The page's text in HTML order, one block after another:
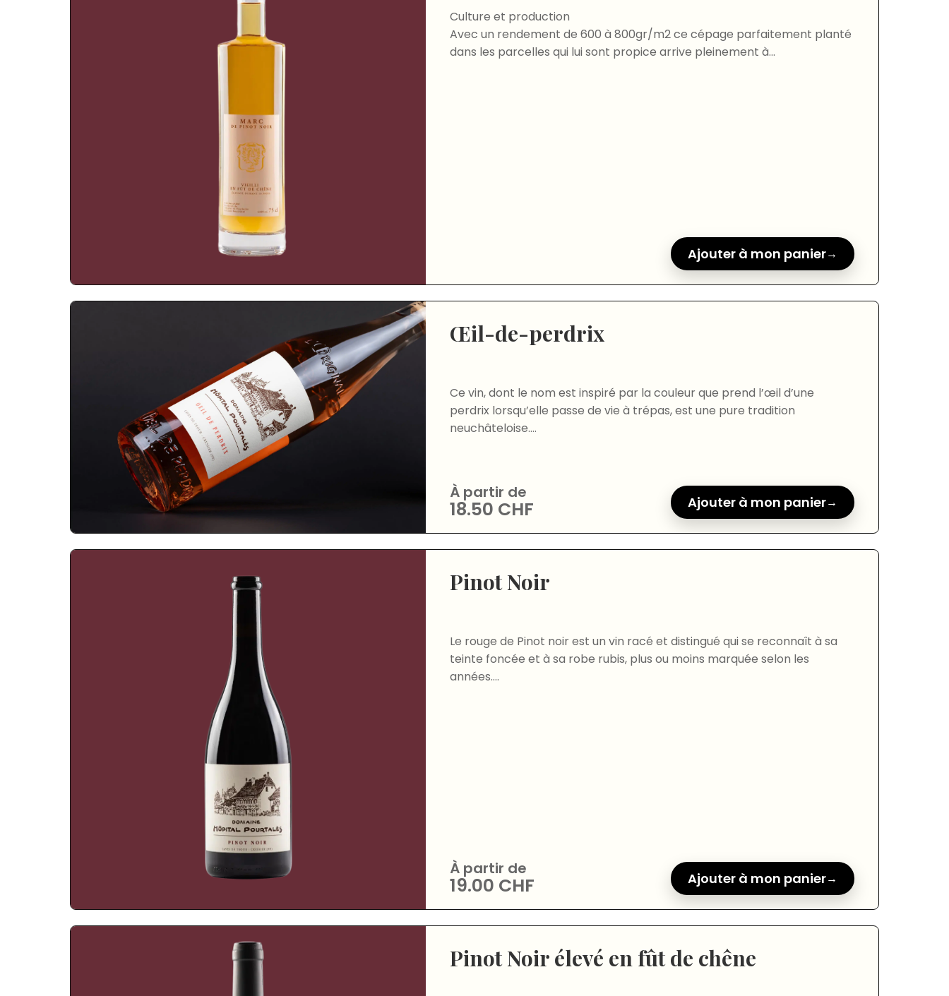
Culture et production
Avec un rendement de 600 à 800gr/m2 ce cépage parfaitement planté
dans les parcelles qui lui sont propice arrive pleinement à...
Ajouter à mon panier
Œil-de-perdrix
Ce vin, dont le nom est inspiré par la couleur que prend l’œil d’une
perdrix lorsqu’elle passe de vie à trépas, est une pure tradition
neuchâteloise....
À partir de
18.50 CHF Ajouter à mon panier
Pinot Noir
Le rouge de Pinot noir est un vin racé et distingué qui se reconnaît à sa
teinte foncée et à sa robe rubis, plus ou moins marquée selon les
années....
À partir de
19.00 CHF Ajouter à mon panier
Pinot Noir élevé en fût de chêne